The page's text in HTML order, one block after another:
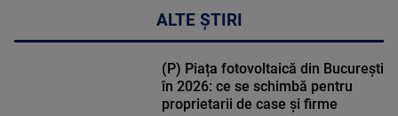
ALTE ȘTIRI
(P) Piața fotovoltaică din București
în 2026: ce se schimbă pentru
proprietarii de case și firme